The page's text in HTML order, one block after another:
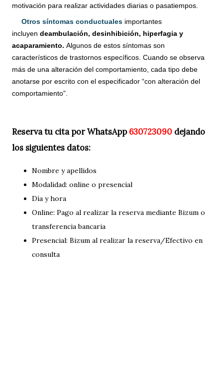
motivación para realizar actividades diarias o pasatiempos.
Otros síntomas conductuales importantes
incluyen deambulación, desinhibición, hiperfagia y
acaparamiento. Algunos de estos síntomas son
característicos de trastornos específicos. Cuando se observa
más de una alteración del comportamiento, cada tipo debe
anotarse por escrito con el especificador “con alteración del
comportamiento”.
Reserva tu cita por WhatsApp 630723090 dejando
los siguientes datos:
Nombre y apellidos
Modalidad: online o presencial
Día y hora
Online: Pago al realizar la reserva mediante Bizum o
transferencia bancaria
Presencial: Bizum al realizar la reserva/Efectivo en
consulta